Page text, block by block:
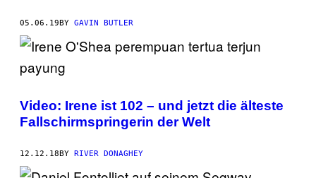
05.06.19 BY GAVIN BUTLER
Video: Irene ist 102 – und jetzt die älteste
Fallschirmspringerin der Welt
12.12.18BY RIVER DONAGHEY